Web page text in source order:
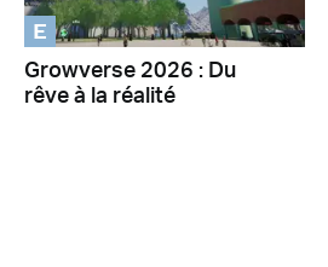
E
Growverse 2026 : Du
rêve à la réalité